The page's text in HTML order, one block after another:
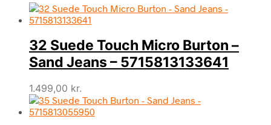
32 Suede Touch Micro Burton –
Sand Jeans – 5715813133641
1.499,00 kr.